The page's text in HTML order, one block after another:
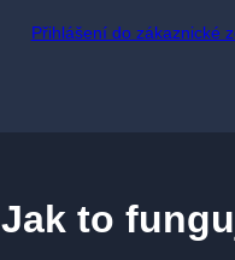
Přihlášení do zákaznické
Jak to